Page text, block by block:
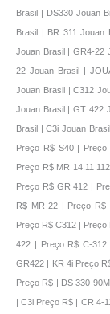
Brasil | DS330 Jouan
Brasil | BR 311
Jouan Brasil | GR4-22
22 Jouan Brasil |
Jouan Brasil | C312
Jouan Brasil | GT 422
Brasil | C3i Jouan